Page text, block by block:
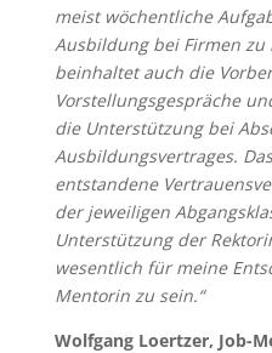
meist wöchentliche
Ausbildung bei Firmen
beinhaltet auch die
Vorstellungsgespräche
die Unterstützung bei
Ausbildungsvertrages.
entstandene
der jeweiligen
Unterstützung der
wesentlich für meine
Mentorin zu sein.“
Wolfgang Loertzer, Job-